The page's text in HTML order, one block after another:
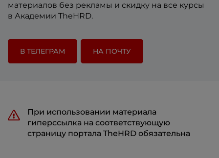
материалов без рекламы и скидку на все курсы
в Академии TheHRD.
В ТЕЛЕГРАМ НА ПОЧТУ
При использовании материала
гиперссылка на соответствующую
страницу портала TheHRD обязательна